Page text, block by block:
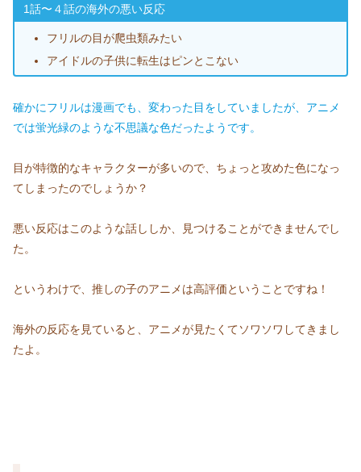
1話〜４話の海外の悪い反応
フリルの目が爬虫類みたい
アイドルの子供に転生はピンとこない
確かにフリルは漫画でも、変わった目をしていましたが、アニメ
では蛍光緑のような不思議な色だったようです。
目が特徴的なキャラクターが多いので、ちょっと攻めた色になっ
てしまったのでしょうか？
悪い反応はこのような話ししか、見つけることができませんでし
た。
というわけで、推しの子のアニメは高評価ということですね！
海外の反応を見ていると、アニメが見たくてソワソワしてきまし
たよ。